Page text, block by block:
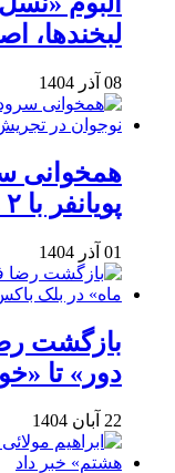
لبخندها،
08 آذر 1404
همخوانی
پویانفر با ۲ هزار نوجوان در تجریش
01 آذر 1404
بازگشت
دور» تا
22 آبان 1404